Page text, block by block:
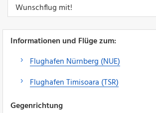
Wunschflug mit!
Informationen und Flüge zum:
Flughafen Nürnberg (NUE)
Flughafen Timisoara (TSR)
Gegenrichtung